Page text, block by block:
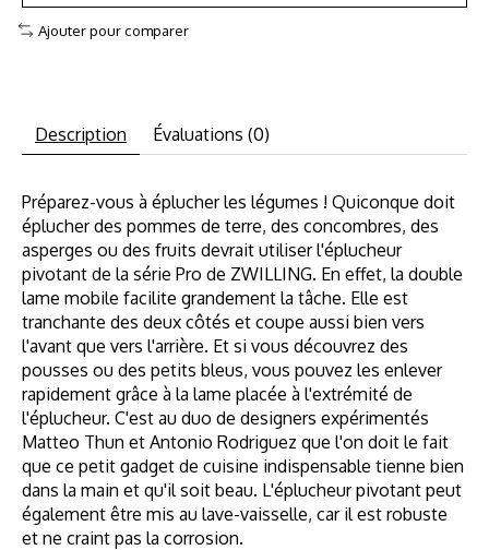
Ajouter pour comparer
Description Évaluations (0)
Préparez-vous à éplucher les légumes ! Quiconque doit
éplucher des pommes de terre, des concombres, des
asperges ou des fruits devrait utiliser l'éplucheur
pivotant de la série Pro de ZWILLING. En effet, la double
lame mobile facilite grandement la tâche. Elle est
tranchante des deux côtés et coupe aussi bien vers
l'avant que vers l'arrière. Et si vous découvrez des
pousses ou des petits bleus, vous pouvez les enlever
rapidement grâce à la lame placée à l'extrémité de
l'éplucheur. C'est au duo de designers expérimentés
Matteo Thun et Antonio Rodriguez que l'on doit le fait
que ce petit gadget de cuisine indispensable tienne bien
dans la main et qu'il soit beau. L'éplucheur pivotant peut
également être mis au lave-vaisselle, car il est robuste
et ne craint pas la corrosion.